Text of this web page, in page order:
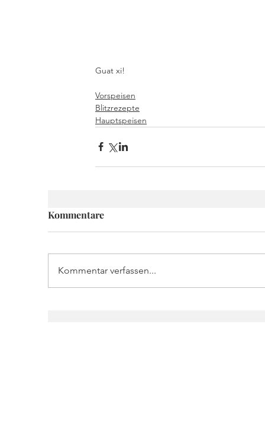
Guat xi!
Vorspeisen
Blitzrezepte
Hauptspeisen
Kommentare
Kommentar verfassen...